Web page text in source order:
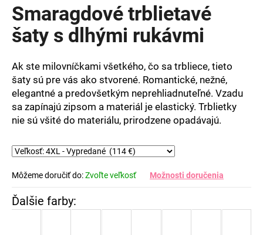
produktu
je
0,0
z
hviezdičiek.
Smaragdové trblietavé
šaty s dlhými rukávmi
Ak ste milovníčkami všetkého, čo sa trbliece, tieto
šaty sú pre vás ako stvorené. Romantické, nežné,
elegantné a predovšetkým neprehliadnuteľné. Vzadu
sa zapínajú zipsom a materiál je elastický. Trblietky
nie sú všité do materiálu, prirodzene opadávajú.
Môžeme doručiť do:Zvoľte veľkosť Možnosti doručenia